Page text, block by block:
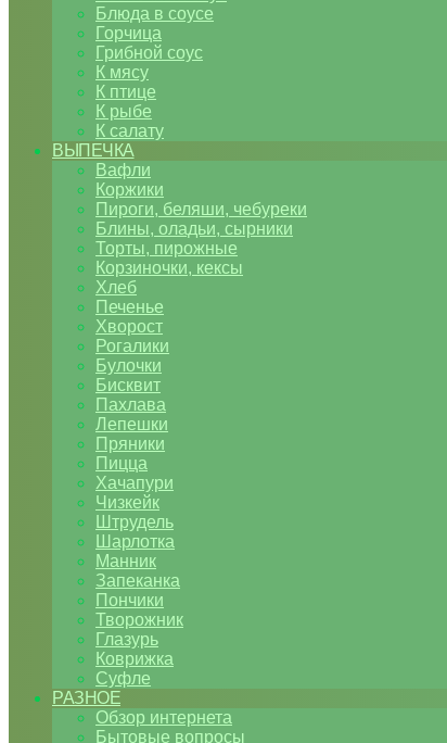
Блюда в соусе
Горчица
Грибной соус
К мясу
К птице
К рыбе
К салату
ВЫПЕЧКА
Вафли
Коржики
Пироги, беляши, чебуреки
Блины, оладьи, сырники
Торты, пирожные
Корзиночки, кексы
Хлеб
Печенье
Хворост
Рогалики
Булочки
Бисквит
Пахлава
Лепешки
Пряники
Пицца
Хачапури
Чизкейк
Штрудель
Шарлотка
Манник
Запеканка
Пончики
Творожник
Глазурь
Коврижка
Суфле
РАЗНОЕ
Обзор интернета
Бытовые вопросы